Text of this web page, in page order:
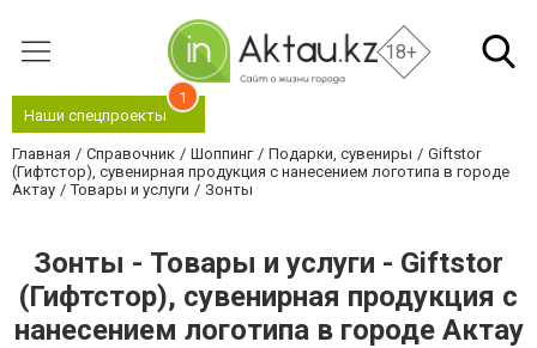
18+
Наши спецпроекты
1
Главная Справочник Шоппинг Подарки, сувениры
Giftstor
(Гифтстор), сувенирная продукция с нанесением логотипа в городе
Актау
Товары и услуги Зонты
Зонты - Товары и услуги - Giftstor
(Гифтстор), сувенирная продукция с
нанесением логотипа в городе Актау